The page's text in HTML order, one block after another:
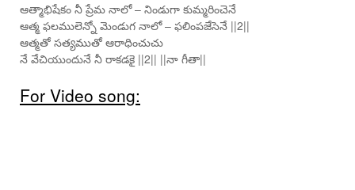
ఆత్మాభిషేకం నీ ప్రేమ నాలో – నిండుగా కుమ్మరించెనే
ఆత్మ ఫలములెన్నో మెండుగ నాలో – ఫలింపజేసెనే ||2||
ఆత్మతో సత్యముతో ఆరాధించుచు
నే వేచియుందునే నీ రాకడకై ||2|| ||నా గీతా||
For Video song: